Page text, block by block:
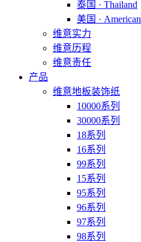
泰国 · Thailand
美国 · American
维意实力
维意历程
维意责任
产品
维意地板装饰纸
10000系列
30000系列
18系列
16系列
99系列
15系列
95系列
96系列
97系列
98系列